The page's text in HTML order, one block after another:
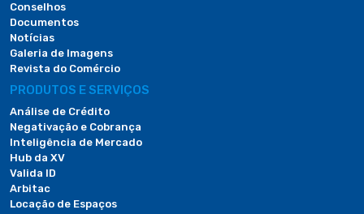
Conselhos
Documentos
Notícias
Galeria de Imagens
Revista do Comércio
PRODUTOS E SERVIÇOS
Análise de Crédito
Negativação e Cobrança
Inteligência de Mercado
Hub da XV
Valida ID
Arbitac
Locação de Espaços